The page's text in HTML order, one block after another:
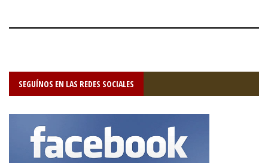
SEGUÍNOS EN LAS REDES SOCIALES